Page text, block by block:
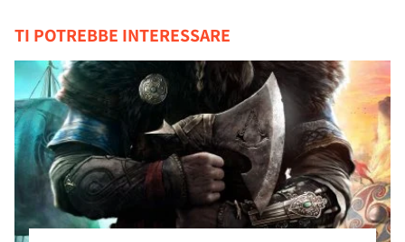
TI POTREBBE INTERESSARE